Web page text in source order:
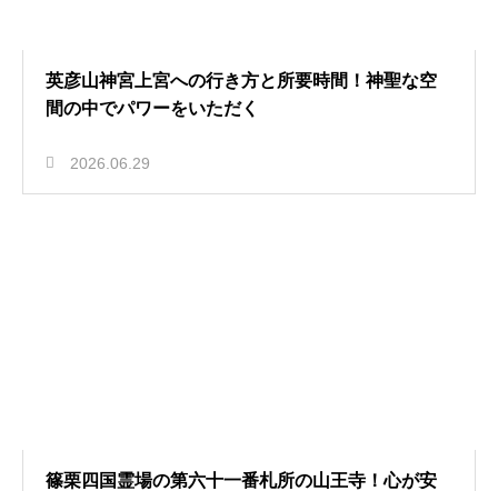
英彦山神宮上宮への行き方と所要時間！神聖な空
間の中でパワーをいただく
2026.06.29
篠栗四国霊場の第六十一番札所の山王寺！心が安